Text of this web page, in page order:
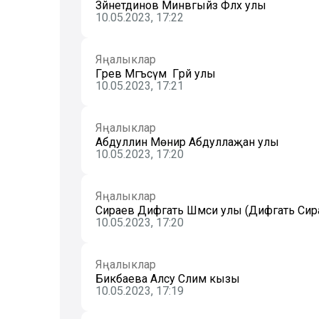
Зәйнетдинов Минвәгыйз Фәләх улы
10.05.2023, 17:22
Яңалыклар
Гәрәев Мәгъсүм Гәрәй улы
10.05.2023, 17:21
Яңалыклар
Абдуллин Мөнир Абдуллаҗан улы
10.05.2023, 17:20
Яңалыклар
Сираев Дифгать Шәмси улы (Дифгать
10.05.2023, 17:20
Яңалыклар
Бикбаева Алсу Сәлим кызы
10.05.2023, 17:19